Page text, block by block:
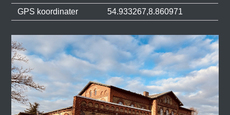
GPS koordinater 54.933267,8.860971